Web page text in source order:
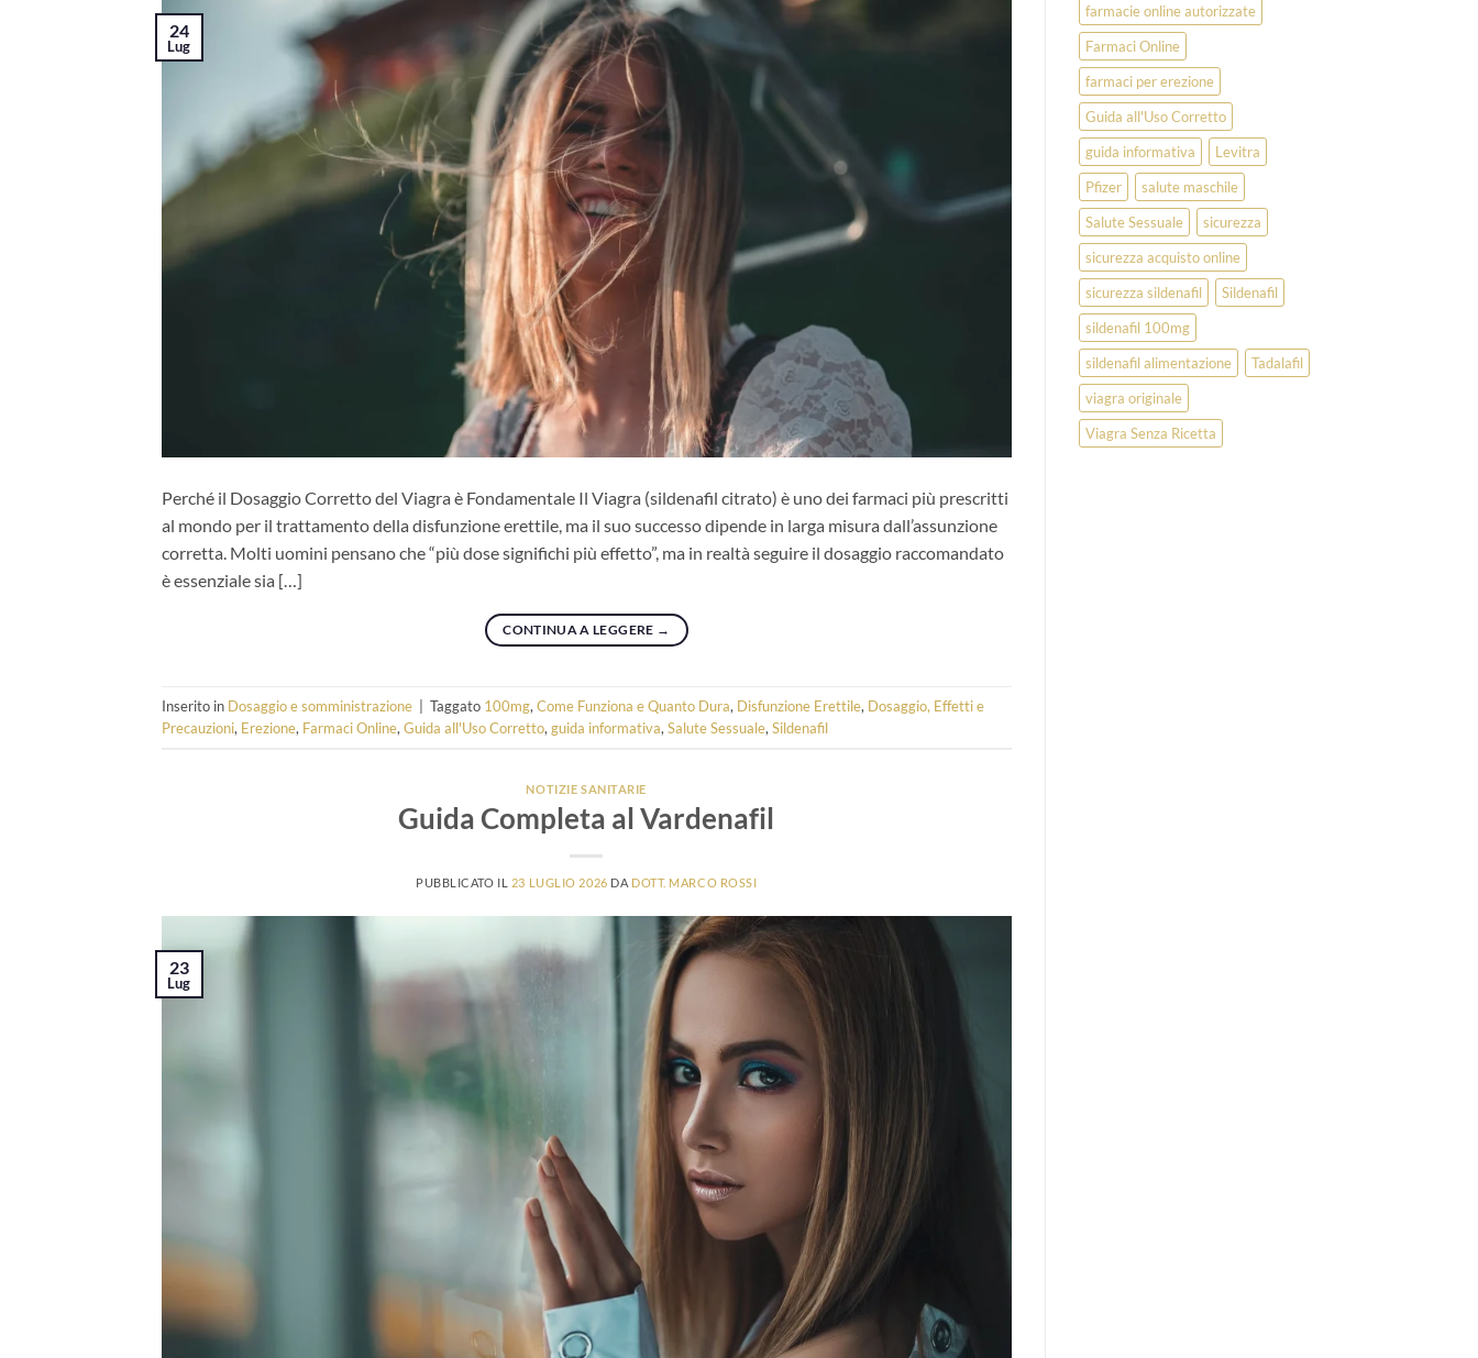
24
Lug
Perché il Dosaggio Corretto del Viagra è Fondamentale Il Viagra (sildenafil citrato) è uno dei farmaci più prescritti
al mondo per il trattamento della disfunzione erettile, ma il suo successo dipende in larga misura dall’assunzione
corretta. Molti uomini pensano che “più dose significhi più effetto”, ma in realtà seguire il dosaggio raccomandato
è essenziale sia […]
CONTINUA A LEGGERE →
Inserito in Dosaggio e somministrazione Taggato 100mg, Come Funziona e Quanto Dura, Disfunzione Erettile, Dosaggio, Effetti e
Precauzioni, Erezione, Farmaci Online, Guida all'Uso Corretto, guida informativa, Salute Sessuale, Sildenafil
NOTIZIE SANITARIE
Guida Completa al Vardenafil
PUBBLICATO IL 23 LUGLIO 2026 DA DOTT. MARCO ROSSI
23
Lug
farmacie online autorizzate
Farmaci Online
farmaci per erezione
Guida all'Uso Corretto
guida informativa
Levitra
Pfizer
salute maschile
Salute Sessuale
sicurezza
sicurezza acquisto online
sicurezza sildenafil
Sildenafil
sildenafil 100mg
sildenafil alimentazione
Tadalafil
viagra originale
Viagra Senza Ricetta